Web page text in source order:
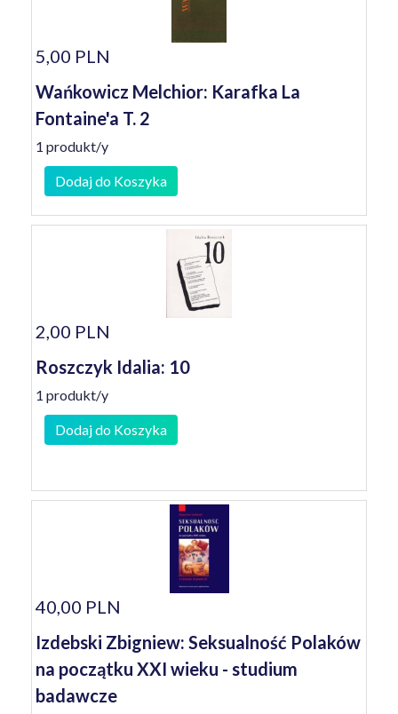
5,00 PLN
Wańkowicz Melchior: Karafka La
Fontaine'a T. 2
1 produkt/y
Dodaj do Koszyka
2,00 PLN
Roszczyk Idalia: 10
1 produkt/y
Dodaj do Koszyka
40,00 PLN
Izdebski Zbigniew: Seksualność Polaków
na początku XXI wieku - studium
badawcze